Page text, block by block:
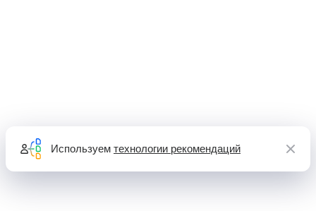
Используем технологии рекомендаций